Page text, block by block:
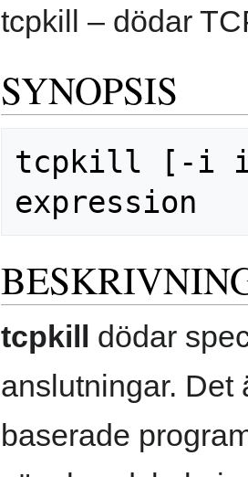
tcpkill – dödar
SYNOPSIS
tcpkill [-i
tcpkill dödar
anslutningar. Det
baserade